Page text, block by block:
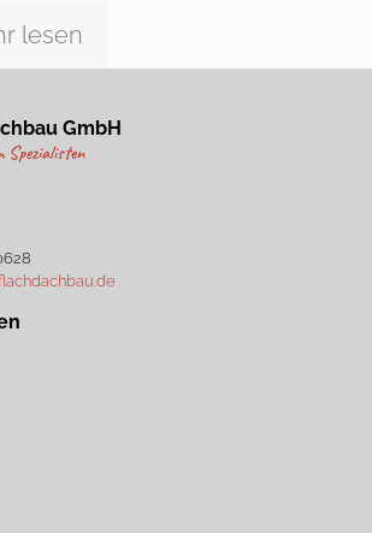
lesen
GmbH
Spezialisten